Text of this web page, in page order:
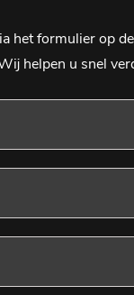
het formulier op
helpen u snel